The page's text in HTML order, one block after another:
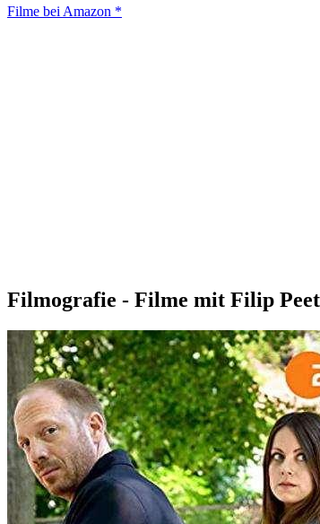
Filme bei Amazon *
Filmografie - Filme mit Filip